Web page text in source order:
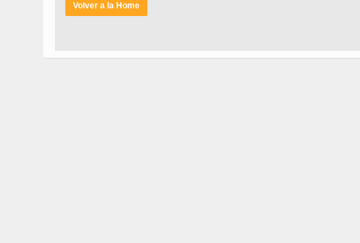
Volver a la Home